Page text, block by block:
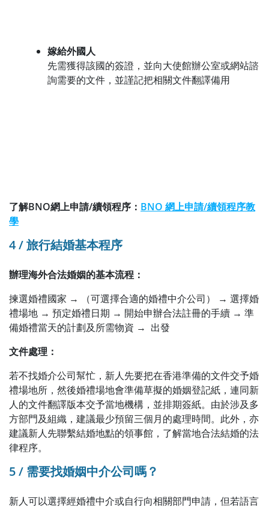
嫁給外國人
先需獲得該國的簽證，並向大使館辦公室或網站諮
詢需要的文件，並謹記把相關文件翻譯備用
了解BNO網上申請/續領程序： BNO 網上申請/續領程序教
學
4 / 旅行結婚基本程序
辦理海外合法婚姻的基本流程：
揀選婚禮國家 → （可選擇合適的婚禮中介公司） → 選擇婚
禮場地 → 預定婚禮日期 → 開始申辦合法註冊的手續 → 準
備婚禮當天的計劃及所需物資 → 出發
文件處理：
若不找婚介公司幫忙，新人先要把在香港準備的文件交予婚
禮場地所，然後婚禮場地會準備草擬的婚姻登記紙，連同新
人的文件翻譯版本交予當地機構，並排期簽紙。由於涉及多
方部門及組織，建議最少預留三個月的處理時間。此外，亦
建議新人先聯繫結婚地點的領事館，了解當地合法結婚的法
律程序。
5 / 需要找婚姻中介公司嗎？
新人可以選擇經婚禮中介或自行向相關部門申請，但若語言